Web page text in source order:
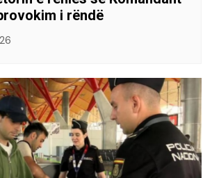
i rëndë